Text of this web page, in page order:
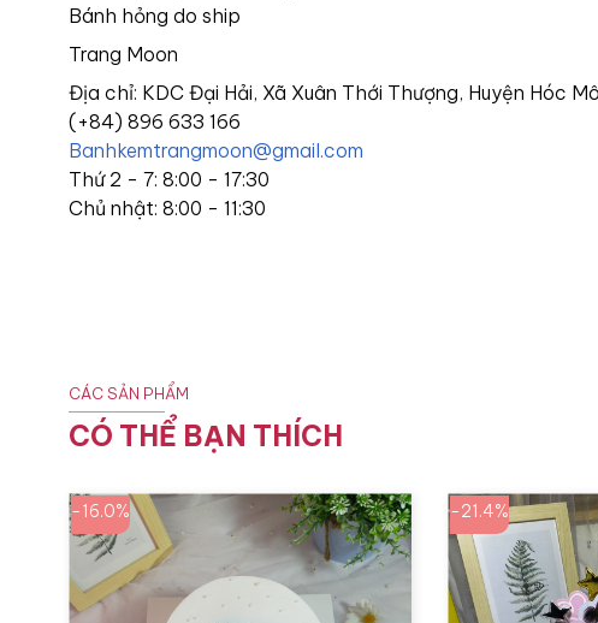
Bánh hỏng do ship
Trang Moon
Địa chỉ: KDC Đại Hải, Xã Xuân Thới Thượng, Huyện Hóc
(+84) 896 633 166
Banhkemtrangmoon@gmail.com
Thứ 2 - 7: 8:00 - 17:30
Chủ nhật: 8:00 - 11:30
CÁC SẢN PHẨM
CÓ THỂ BẠN THÍCH
-16.0% -21.4%